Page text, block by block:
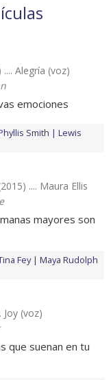
.... Alegría (voz)
emociones
Smith
Lewis
.... Maura Ellis
mayores son
Fey
Maya Rudolph
Joy (voz)
que suenan en tu